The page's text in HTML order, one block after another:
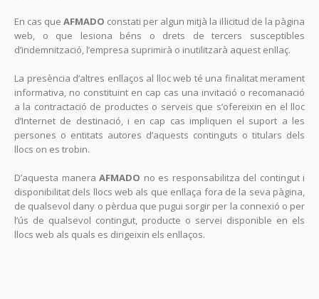
En cas que AFMADO constati per algun mitjà la il·licitud de la pàgina
web, o que lesiona béns o drets de tercers susceptibles
d’indemnització, l’empresa suprimirà o inutilitzarà aquest enllaç.
La presència d’altres enllaços al lloc web té una finalitat merament
informativa, no constituint en cap cas una invitació o recomanació
a la contractació de productes o serveis que s’ofereixin en el lloc
d’Internet de destinació, i en cap cas impliquen el suport a les
persones o entitats autores d’aquests continguts o titulars dels
llocs on es trobin.
D’aquesta manera AFMADO no es responsabilitza del contingut i
disponibilitat dels llocs web als que enllaça fora de la seva pàgina,
de qualsevol dany o pèrdua que pugui sorgir per la connexió o per
l’ús de qualsevol contingut, producte o servei disponible en els
llocs web als quals es dirigeixin els enllaços.